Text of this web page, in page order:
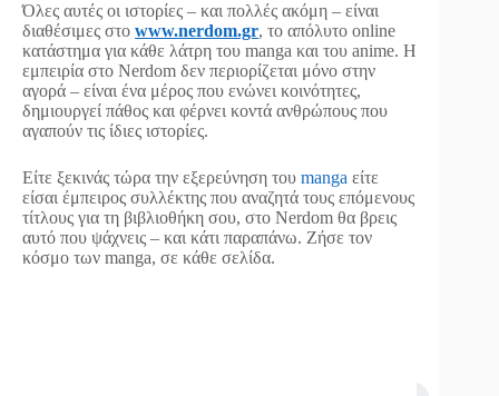
Όλες αυτές οι ιστορίες – και πολλές ακόμη – είναι
διαθέσιμες στο www.nerdom.gr, το απόλυτο online
κατάστημα για κάθε λάτρη του manga και του anime. Η
εμπειρία στο Nerdom δεν περιορίζεται μόνο στην
αγορά – είναι ένα μέρος που ενώνει κοινότητες,
δημιουργεί πάθος και φέρνει κοντά ανθρώπους που
αγαπούν τις ίδιες ιστορίες.
Είτε ξεκινάς τώρα την εξερεύνηση του manga είτε
είσαι έμπειρος συλλέκτης που αναζητά τους επόμενους
τίτλους για τη βιβλιοθήκη σου, στο Nerdom θα βρεις
αυτό που ψάχνεις – και κάτι παραπάνω. Ζήσε τον
κόσμο των manga, σε κάθε σελίδα.